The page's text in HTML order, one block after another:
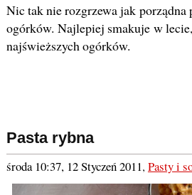
Nic tak nie rozgrzewa jak porządna
ogórków. Najlepiej smakuje w
najświeższych ogórków.
Pasta rybna
środa 10:37, 12 Styczeń 2011,Pasty i